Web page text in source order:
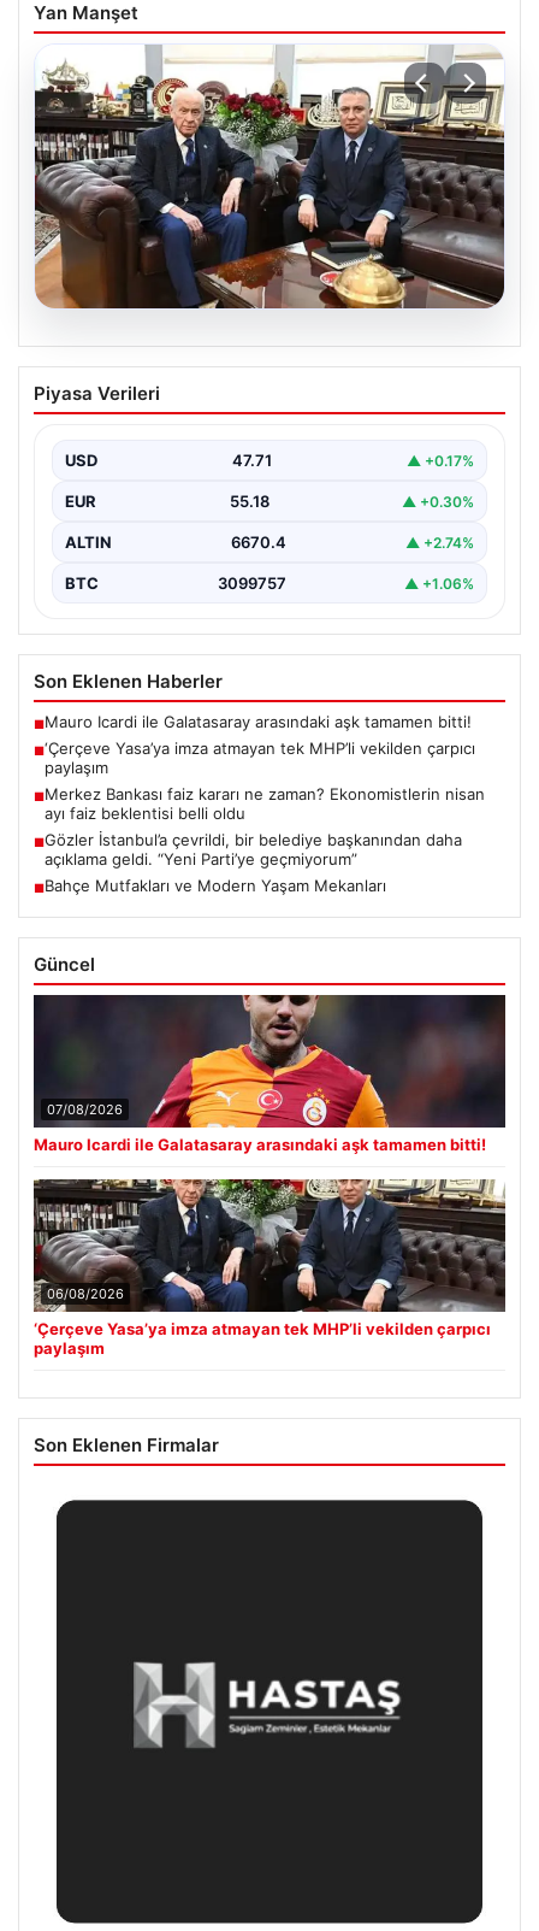
Yan Manşet
06.08.2026
‘Çerçeve Yasa’ya imza atmayan tek
MHP’li vekilden çarpıcı paylaşım
Piyasa Verileri
USD 47.71 ▲ +0.17%
EUR 55.18 ▲ +0.30%
ALTIN 6670.4 ▲ +2.74%
BTC 3099757 ▲ +1.06%
Son Eklenen Haberler
■Mauro Icardi ile Galatasaray arasındaki aşk tamamen bitti!
■‘Çerçeve Yasa’ya imza atmayan tek MHP’li vekilden çarpıcı
paylaşım
■Merkez Bankası faiz kararı ne zaman? Ekonomistlerin nisan
ayı faiz beklentisi belli oldu
■Gözler İstanbul’a çevrildi, bir belediye başkanından daha
açıklama geldi. “Yeni Parti’ye geçmiyorum”
■Bahçe Mutfakları ve Modern Yaşam Mekanları
Güncel
07/08/2026
Mauro Icardi ile Galatasaray arasındaki aşk tamamen bitti!
06/08/2026
‘Çerçeve Yasa’ya imza atmayan tek MHP’li vekilden çarpıcı
paylaşım
Son Eklenen Firmalar